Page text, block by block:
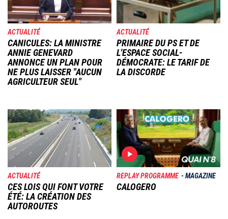
ACTUALITÉ
CANICULES: LA MINISTRE
ANNIE GENEVARD
ANNONCE UN PLAN POUR
NE PLUS LAISSER "AUCUN
AGRICULTEUR SEUL"
ACTUALITÉ
PRIMAIRE DU PS ET DE
L'ESPACE SOCIAL-
DÉMOCRATE: LE TARIF DE
LA DISCORDE
Image
ACTUALITÉ
CES LOIS QUI FONT VOTRE
ÉTÉ: LA CRÉATION DES
AUTOROUTES
Image
REPLAY PROGRAMME MAGAZINE
CALOGERO